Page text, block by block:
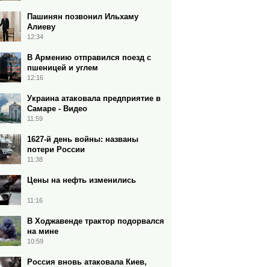
Пашинян позвонил Ильхаму
Алиеву
12:34
В Армению отправился поезд с
пшеницей и углем
12:16
Украина атаковала предприятие в
Самаре - Видео
11:59
1627-й день войны: названы
потери России
11:38
Цены на нефть изменились
11:16
В Ходжавенде трактор подорвался
на мине
10:59
Россия вновь атаковала Киев,